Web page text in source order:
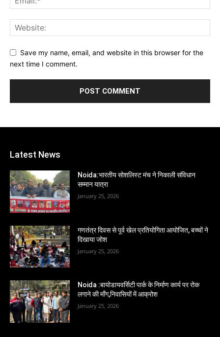
Save my name, email, and website in this browser for the
next time I comment.
Latest News
Noida:भारतीय सोशलिस्ट मंच ने निकाली संविधान
सम्मान यात्रा
January 25, 2026
गणतंत्र दिवस से पूर्व खेल प्रतियोगिता आयोजित, बच्चों ने
दिखाया जोश
January 25, 2026
Noida :बायोडायवर्सिटी पार्क के निर्माण कार्य पर रोक
लगाने की माँग,निवासियों में आक्रोश
January 25, 2026